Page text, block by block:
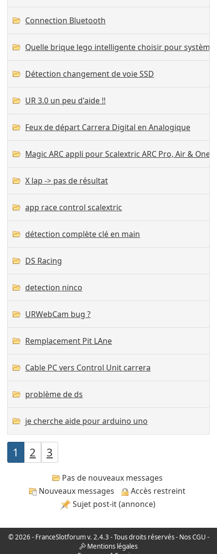
Connection Bluetooth
Quelle brique lego intelligente choisir pour
Détection changement de voie SSD
UR 3.0 un peu d'aide !!
Feux de départ Carrera Digital en Analogique
Magic ARC appli pour Scalextric ARC Pro, Air & One
X lap -> pas de résultat
app race control scalextric
détection complète clé en main
DS Racing
detection ninco
URWebCam bug ?
Remplacement Pit LAne
Cable PC vers Control Unit carrera
problème de ds
je cherche aide pour arduino uno
1 2 3
Pas de nouveaux messages
Nouveaux messages
Accès restreint
Sujet post-it (annonce)
© 2026 - FranceSlotforumv. 2.4.3 - Tous droits réservés - Nos CGU -
Mentions légales